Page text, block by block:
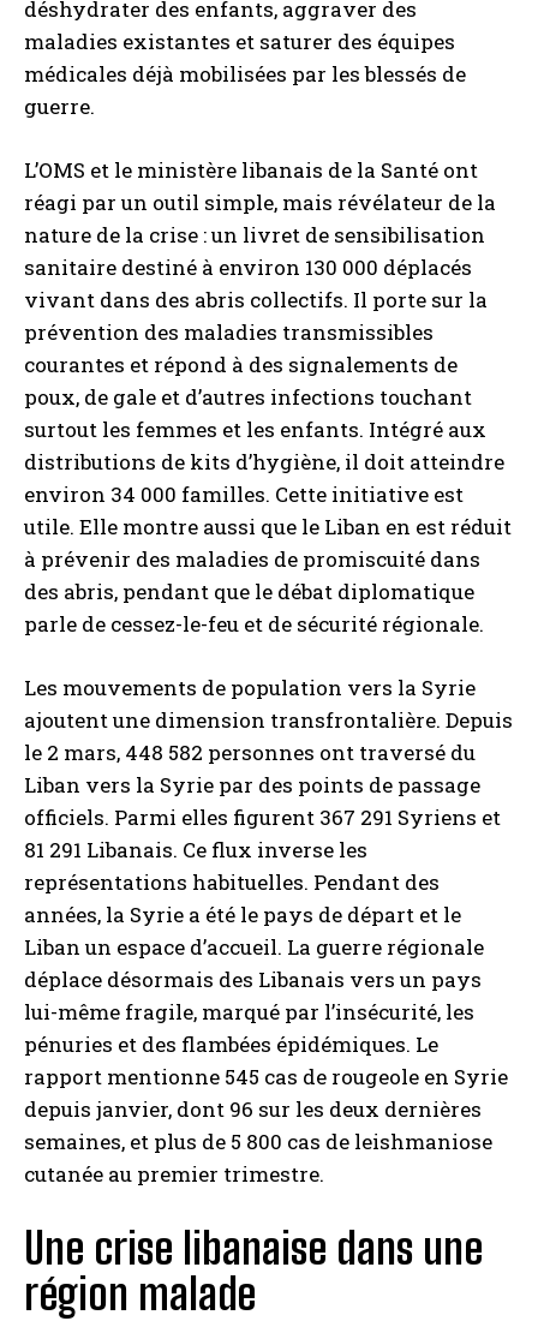
déshydrater des enfants, aggraver des
maladies existantes et saturer des équipes
médicales déjà mobilisées par les blessés de
guerre.
L’OMS et le ministère libanais de la Santé ont
réagi par un outil simple, mais révélateur de la
nature de la crise : un livret de sensibilisation
sanitaire destiné à environ 130 000 déplacés
vivant dans des abris collectifs. Il porte sur la
prévention des maladies transmissibles
courantes et répond à des signalements de
poux, de gale et d’autres infections touchant
surtout les femmes et les enfants. Intégré aux
distributions de kits d’hygiène, il doit atteindre
environ 34 000 familles. Cette initiative est
utile. Elle montre aussi que le Liban en est réduit
à prévenir des maladies de promiscuité dans
des abris, pendant que le débat diplomatique
parle de cessez-le-feu et de sécurité régionale.
Les mouvements de population vers la Syrie
ajoutent une dimension transfrontalière. Depuis
le 2 mars, 448 582 personnes ont traversé du
Liban vers la Syrie par des points de passage
officiels. Parmi elles figurent 367 291 Syriens et
81 291 Libanais. Ce flux inverse les
représentations habituelles. Pendant des
années, la Syrie a été le pays de départ et le
Liban un espace d’accueil. La guerre régionale
déplace désormais des Libanais vers un pays
lui-même fragile, marqué par l’insécurité, les
pénuries et des flambées épidémiques. Le
rapport mentionne 545 cas de rougeole en Syrie
depuis janvier, dont 96 sur les deux dernières
semaines, et plus de 5 800 cas de leishmaniose
cutanée au premier trimestre.
Une crise libanaise dans une
région malade